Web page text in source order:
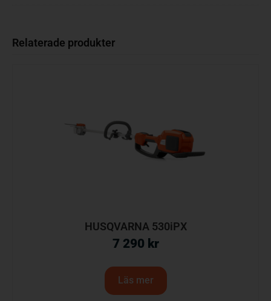
Relaterade produkter
HUSQVARNA 530iPX
7 290 kr
Läs mer